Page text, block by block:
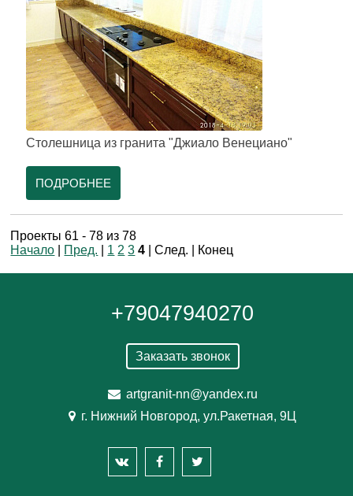
Столешница из гранита "Джиало Венециано"
ПОДРОБНЕЕ
Проекты 61 - 78 из 78
Начало
Пред. 1 2 3 4 | След. | Конец
+79047940270
Заказать звонок
artgranit-nn@yandex.ru
г. Нижний Новгород, ул.Ракетная, 9Ц